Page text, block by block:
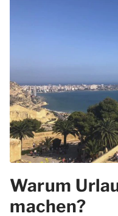
Warum
machen?